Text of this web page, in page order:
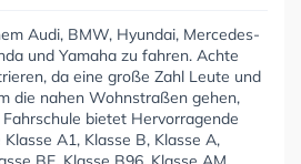
Audi, BMW, Hyundai, Mercedes-
und Yamaha zu fahren. Achte
da eine große Zahl Leute und
die nahen Wohnstraßen gehen,
bietet Hervorragende
A1, Klasse B, Klasse A,